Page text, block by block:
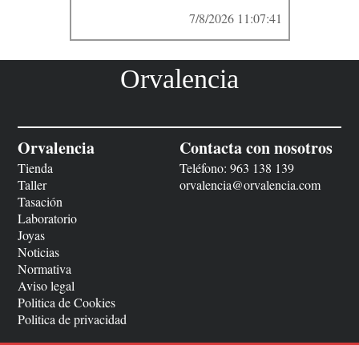
7/8/2026 11:07:41
Orvalencia
Orvalencia
Tienda
Taller
Tasación
Laboratorio
Joyas
Noticias
Normativa
Aviso legal
Politica de Cookies
Politica de privacidad
Contacta con nosotros
Teléfono: 963 138 139
orvalencia@orvalencia.com